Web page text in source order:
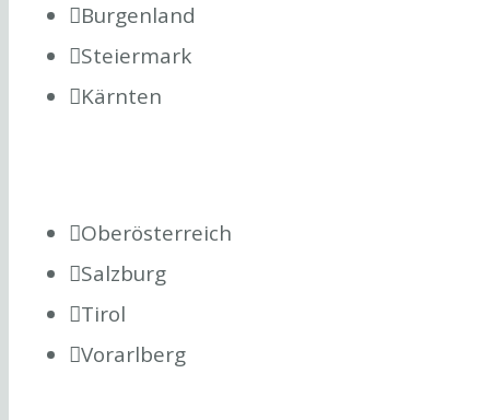
Burgenland
Steiermark
Kärnten
Oberösterreich
Salzburg
Tirol
Vorarlberg